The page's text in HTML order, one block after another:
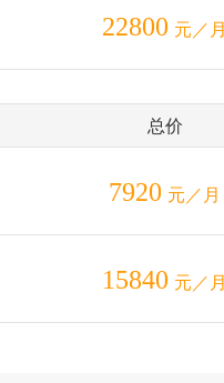
22800 元／月
总价
7920 元／月
15840 元／月